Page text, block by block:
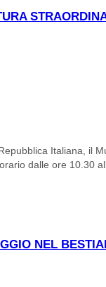
Italiana, il
dalle ore 10.30
NEL